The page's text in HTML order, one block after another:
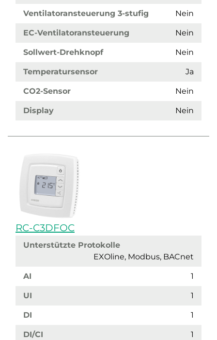
Ventilatoransteuerung 3-stufig Nein
EC-Ventilatoransteuerung Nein
Sollwert-Drehknopf Nein
Temperatursensor Ja
CO2-Sensor Nein
Display Nein
RC-C3DFOC
Unterstützte Protokolle
EXOline, Modbus, BACnet
AI 1
UI 1
DI 1
DI/CI 1